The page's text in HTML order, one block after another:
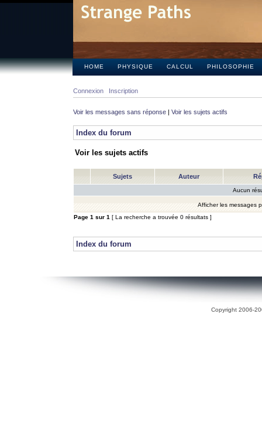
HOME PHYSIQUE CALCUL PHILOSOPHIE
Connexion Inscription
Voir les messages sans réponse | Voir les sujets actifs
Index du forum
Voir les sujets actifs
Sujets Auteur
Aucun
Afficher les messages
Page 1 sur 1 [ La recherche a trouvée 0 résultats ]
Index du forum
Copyright 2006-